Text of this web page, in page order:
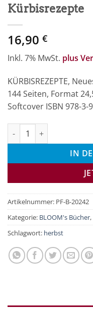
Kürbisrezepte
16,90 €
Inkl. 7% MwSt. plus
KÜRBISREZEPTE,
144 Seiten, Format
Softcover ISBN 978-3-
Kürbisrezepte Menge
IN
Artikelnummer: PF-B-20242
Kategorie: BLOOM's Bücher,
Schlagwort: herbst